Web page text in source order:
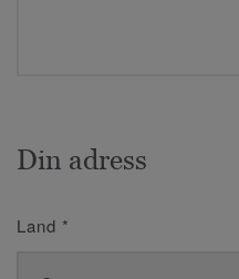
Din adress
Land *